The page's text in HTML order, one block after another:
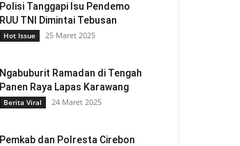
Polisi Tanggapi Isu Pendemo
RUU TNI Dimintai Tebusan
Hot Issue 25 Maret 2025
Ngabuburit Ramadan di Tengah
Panen Raya Lapas Karawang
Berita Viral 24 Maret 2025
Pemkab dan Polresta Cirebon